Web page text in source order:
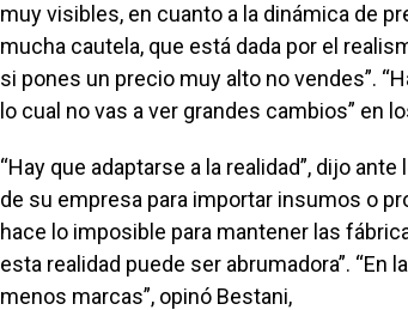
muy visibles, en cuanto a la dinámica de
mucha cautela, que está dada por el
si pones un precio muy alto no vendes”.
lo cual no vas a ver grandes cambios” en
“Hay que adaptarse a la realidad”, dijo
de su empresa para importar insumos o
hace lo imposible para mantener las
esta realidad puede ser abrumadora”.
menos marcas”, opinó Bestani,